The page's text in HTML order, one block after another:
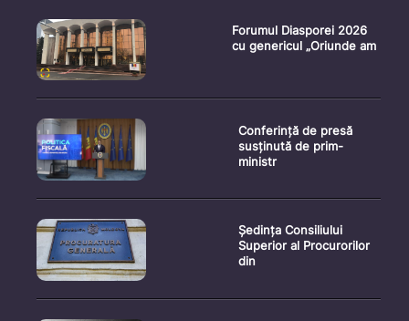
Forumul Diasporei 2026
cu genericul „Oriunde am
Conferință de presă
susținută de prim-
ministr
Ședința Consiliului
Superior al Procurorilor
din